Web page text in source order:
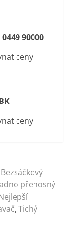
90000
ceny
ceny
Bezsáčkový
přenosný
,Tichý